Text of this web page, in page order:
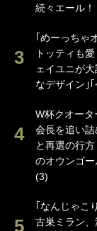
続々エール！
｢めーっちゃ
トッティも
ェイユニが
なデザイン｣
W杯クオー
会長を追い
と再選の行
のオウンゴー
(3)
｢なんじゃこ
古巣ミラン